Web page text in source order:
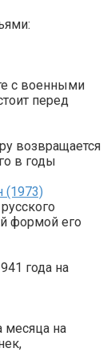
с военными
перед
возвращается
в годы
(1973)
формой его
года на
месяца на